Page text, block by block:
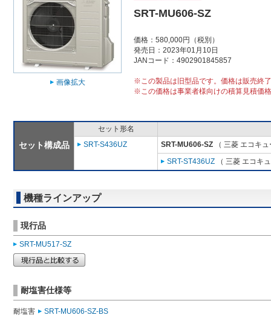
画像拡大
SRT-MU606-SZ
価格：580,000円（税別）
発売日：2023年01月10日
JANコード：4902901845857
※この製品は旧型品です。価格は販売終
※この価格は事業者様向けの積算見積価
セット構成品
セット形名
SRT-S436UZ
SRT-MU606-SZ （ 三菱 エコキ
SRT-ST436UZ （ 三菱 エコキ
機種ラインアップ
現行品
SRT-MU517-SZ
耐塩害仕様等
耐塩害 SRT-MU606-SZ-BS